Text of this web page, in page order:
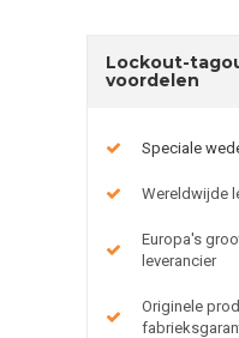
Lockout-
voordelen
Speciale
Wereldwijde
Europa's
leverancier
Originele